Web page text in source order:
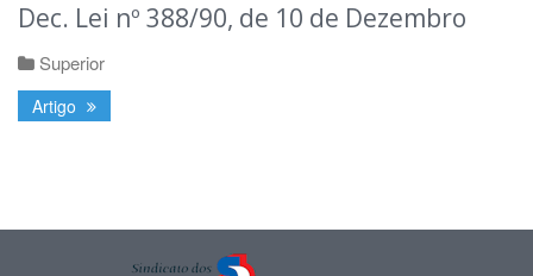
Dec. Lei nº 388/90, de 10 de Dezembro
Superior
Artigo